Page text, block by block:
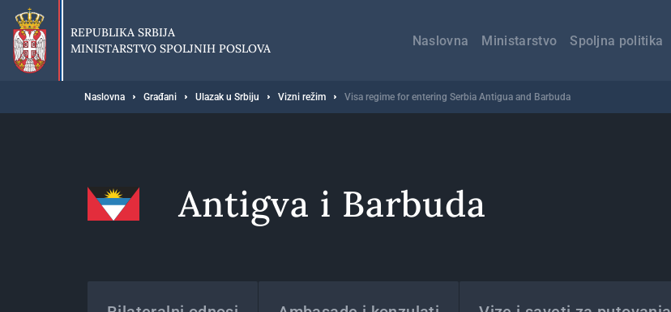
Preskoči
glavni
deo
sadržaja
REPUBLIKA SRBIJA
MINISTARSTVO SPOLJNIH POSLOVA
навигација
Naslovna Ministarstvo Spoljna politika
Breadcrumb
Naslovna Građani Ulazak u Srbiju Vizni režim Visa regime for entering Serbia Antigua and Barbuda
Antigva i Barbuda